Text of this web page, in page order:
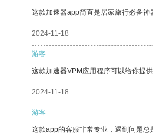
这款加速器app简直是居家旅行必备神
2024-11-18
游客
这款加速器VPM应用程序可以给你提
2024-11-18
游客
这款app的客服非常专业，遇到问题总